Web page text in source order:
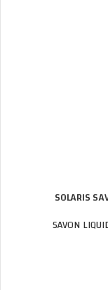
SOLARIS
SAVON